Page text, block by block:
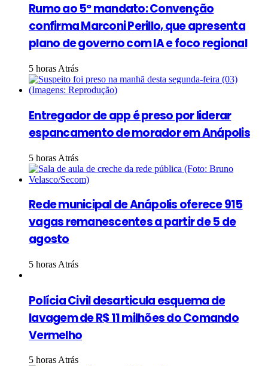
Rumo ao 5º mandato: Convenção
confirma Marconi Perillo, que apresenta
plano de governo com IA e foco regional
5 horas Atrás
Entregador de app é preso por liderar
espancamento de morador em Anápolis
5 horas Atrás
Rede municipal de Anápolis oferece 915
vagas remanescentes a partir de 5 de
agosto
5 horas Atrás
Polícia Civil desarticula esquema de
lavagem de R$ 11 milhões do Comando
Vermelho
5 horas Atrás